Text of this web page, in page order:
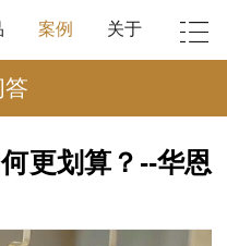
案例 关于
答
更划算？--华恩